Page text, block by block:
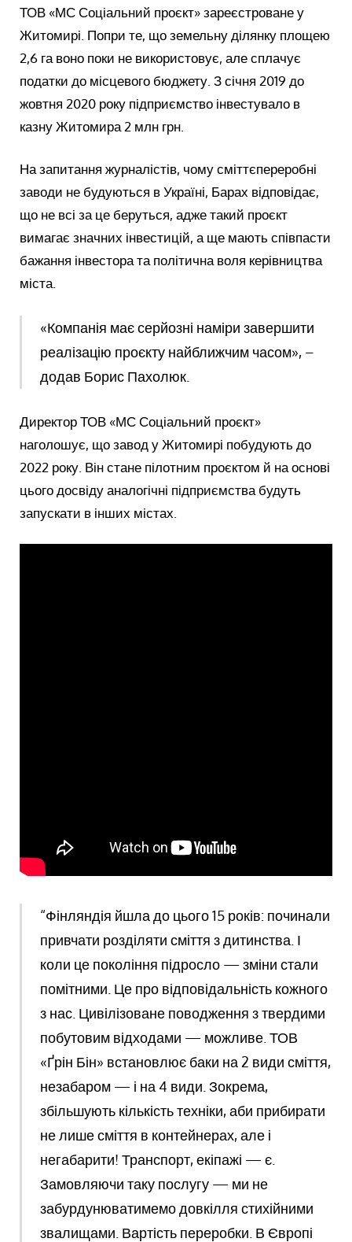
ТОВ «МС Соціальний проєкт» зареєстроване у
Житомирі. Попри те, що земельну ділянку площею
2,6 га воно поки не використовує, але сплачує
податки до місцевого бюджету. З січня 2019 до
жовтня 2020 року підприємство інвестувало в
казну Житомира 2 млн грн.
На запитання журналістів, чому сміттєпереробні
заводи не будуються в Україні, Барах відповідає,
що не всі за це беруться, адже такий проєкт
вимагає значних інвестицій, а ще мають співпасти
бажання інвестора та політична воля керівництва
міста.
«Компанія має серйозні наміри завершити
реалізацію проєкту найближчим часом», –
додав Борис Пахолюк.
Директор ТОВ «МС Соціальний проєкт»
наголошує, що завод у Житомирі побудують до
2022 року. Він стане пілотним проєктом й на основі
цього досвіду аналогічні підприємства будуть
запускати в інших містах.
“Фінляндія йшла до цього 15 років: починали
привчати розділяти сміття з дитинства. І
коли це покоління підросло — зміни стали
помітними. Це про відповідальність кожного
з нас. Цивілізоване поводження з твердими
побутовим відходами — можливе. ТОВ
«Ґрін Бін» встановлює баки на 2 види сміття,
незабаром — і на 4 види. Зокрема,
збільшують кількість техніки, аби прибирати
не лише сміття в контейнерах, але і
негабарити! Транспорт, екіпажі — є.
Замовляючи таку послугу — ми не
забурдунюватимемо довкілля стихійними
звалищами. Вартість переробки. В Європі